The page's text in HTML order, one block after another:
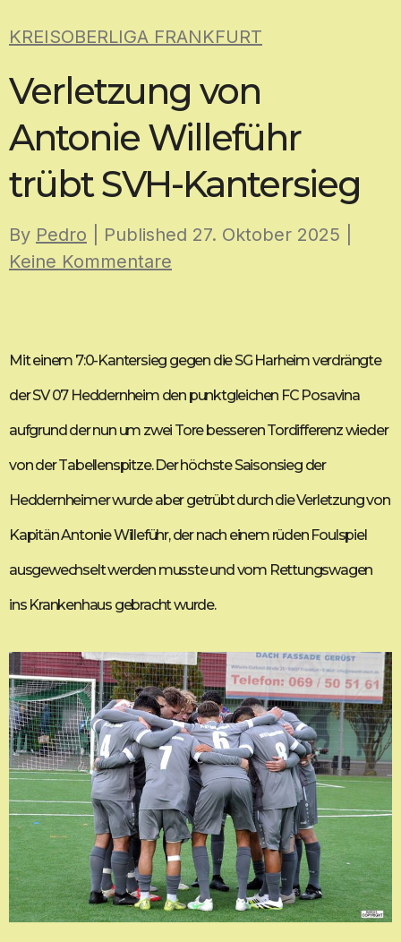
toKREISOBERLIGA FRANKFURT
Verletzung von
Antonie Willeführ
trübt SVH-Kantersieg
By Pedro | Published 27. Oktober 2025
Keine Kommentare
Mit einem 7:0-Kantersieg gegen die SG Harheim verdrängte
der SV 07 Heddernheim den punktgleichen FC Posavina
aufgrund der nun um zwei Tore besseren Tordifferenz wieder
von der Tabellenspitze. Der höchste Saisonsieg der
Heddernheimer wurde aber getrübt durch die Verletzung von
Kapitän Antonie Willeführ, der nach einem rüden Foulspiel
ausgewechselt werden musste und vom Rettungswagen
ins Krankenhaus gebracht wurde.